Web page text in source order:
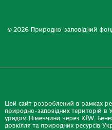
© 2026 Природно-заповідний
Цей сайт розроблений в рамках
природно-заповідних територій в
урядом Німеччини через KfW.
довкілля та природних ресурсів